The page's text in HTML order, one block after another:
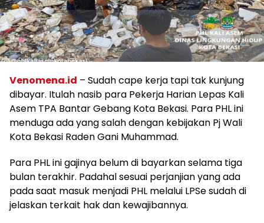
Venomena.id – Sudah cape kerja tapi tak kunjung
dibayar. Itulah nasib para Pekerja Harian Lepas Kali
Asem TPA Bantar Gebang Kota Bekasi. Para PHL ini
menduga ada yang salah dengan kebijakan Pj Wali
Kota Bekasi Raden Gani Muhammad.
Para PHL ini gajinya belum di bayarkan selama tiga
bulan terakhir. Padahal sesuai perjanjian yang ada
pada saat masuk menjadi PHL melalui LPSe sudah di
jelaskan terkait hak dan kewajibannya.